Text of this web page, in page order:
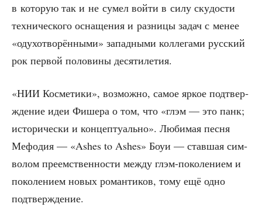
в кото­рую так и не сумел вой­ти в силу ску­до­сти
тех­ни­че­ско­го осна­ще­ния и раз­ни­цы задач с менее
«оду­хо­тво­рён­ны­ми» запад­ны­ми кол­ле­га­ми рус­ский
рок пер­вой поло­ви­ны десятилетия.
«НИИ Кос­ме­ти­ки», воз­мож­но, самое яркое под­твер­
жде­ние идеи Фише­ра о том, что «глэм — это панк;
исто­ри­че­ски и кон­цеп­ту­аль­но». Люби­мая пес­ня
Мефо­дия — «Ashes to Ashes» Боуи — став­шая сим­
во­лом пре­ем­ствен­но­сти меж­ду глэм-поко­ле­ни­ем и
поко­ле­ни­ем новых роман­ти­ков, тому ещё одно
подтверждение.